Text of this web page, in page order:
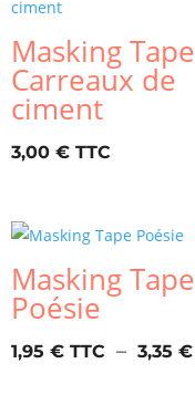
Masking Tape
Carreaux de
ciment
3,00 €
Masking Tape
Poésie
1,95 € – 3,35 €